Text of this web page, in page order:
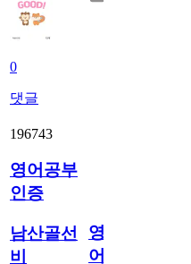
0
댓글
196743
영어공부
인증
남산골선
비
영
어